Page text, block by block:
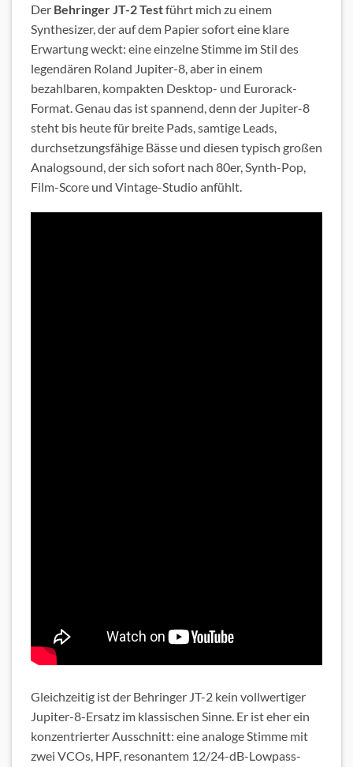
Der Behringer JT-2 Testführt mich zu einem
Synthesizer, der auf dem Papier sofort eine klare
Erwartung weckt: eine einzelne Stimme im Stil des
legendären Roland Jupiter-8, aber in einem
bezahlbaren, kompakten Desktop- und Eurorack-
Format. Genau das ist spannend, denn der Jupiter-8
steht bis heute für breite Pads, samtige Leads,
durchsetzungsfähige Bässe und diesen typisch großen
Analogsound, der sich sofort nach 80er, Synth-Pop,
Film-Score und Vintage-Studio anfühlt.
Gleichzeitig ist der Behringer JT-2 kein vollwertiger
Jupiter-8-Ersatz im klassischen Sinne. Er ist eher ein
konzentrierter Ausschnitt: eine analoge Stimme mit
zwei VCOs, HPF, resonantem 12/24-dB-Lowpass-